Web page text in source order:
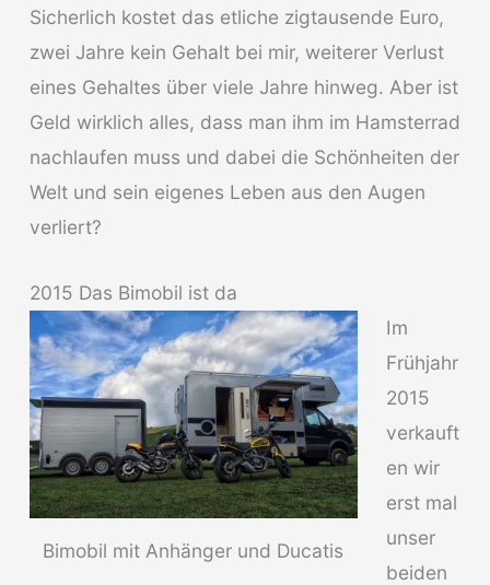
Sicherlich kostet das etliche zigtausende Euro,
zwei Jahre kein Gehalt bei mir, weiterer Verlust
eines Gehaltes über viele Jahre hinweg. Aber ist
Geld wirklich alles, dass man ihm im Hamsterrad
nachlaufen muss und dabei die Schönheiten der
Welt und sein eigenes Leben aus den Augen
verliert?
2015 Das Bimobil ist da
Bimobil mit Anhänger und Ducatis
Im
Frühjahr
2015
verkauft
en wir
erst mal
unser
beiden